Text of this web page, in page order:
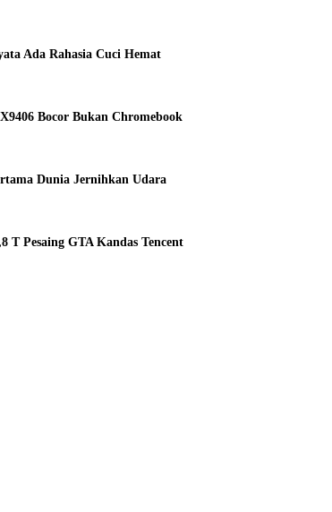
Ada Rahasia Cuci Hemat
Bocor Bukan Chromebook
Dunia Jernihkan Udara
T Pesaing GTA Kandas Tencent